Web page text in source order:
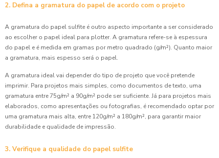
2. Defina a gramatura do papel de acordo com o projeto
A gramatura do papel sulfite é outro aspecto importante a ser considerado
ao escolher o papel ideal para plotter. A gramatura refere-se à espessura
do papel e é medida em gramas por metro quadrado (g/m²). Quanto maior
a gramatura, mais espesso será o papel.
A gramatura ideal vai depender do tipo de projeto que você pretende
imprimir. Para projetos mais simples, como documentos de texto, uma
gramatura entre 75g/m² a 90g/m² pode ser suficiente. Já para projetos mais
elaborados, como apresentações ou fotografias, é recomendado optar por
uma gramatura mais alta, entre 120g/m² a 180g/m², para garantir maior
durabilidade e qualidade de impressão.
3. Verifique a qualidade do papel sulfite